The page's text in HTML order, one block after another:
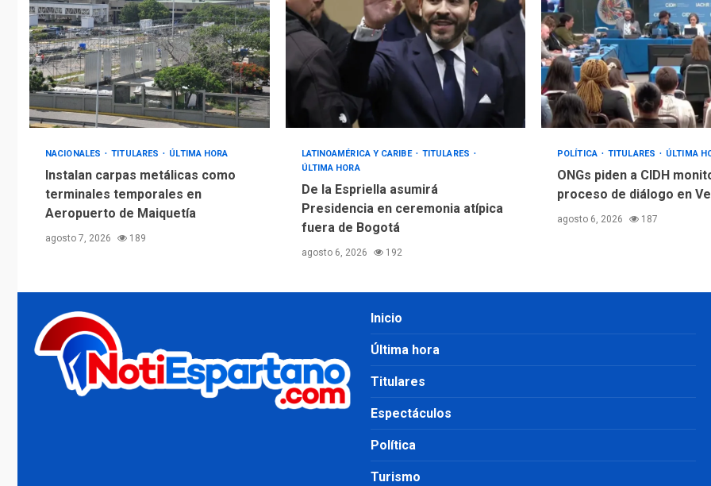
NACIONALES TITULARES ÚLTIMA HORA
Instalan carpas metálicas como
terminales temporales en
Aeropuerto de Maiquetía
agosto 7, 2026 189
LATINOAMÉRICA Y CARIBE
TITULARES
ÚLTIMA HORA
De la Espriella asumirá
Presidencia en ceremonia atípica
fuera de Bogotá
agosto 6, 2026 192
POLÍTICA TITULARES ÚLTIMA
ONGs piden a CIDH
proceso de diálogo en
agosto 6, 2026 187
Inicio
Última hora
Titulares
Espectáculos
Política
Turismo